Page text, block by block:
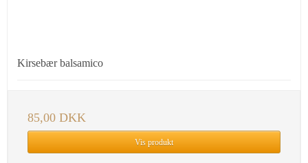
Kirsebær balsamico
85,00 DKK
Vis produkt